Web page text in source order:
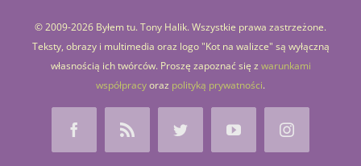
© 2009-2026 Byłem tu. Tony Halik. Wszystkie prawa zastrzeżone.
Teksty, obrazy i multimedia oraz logo "Kot na walizce" są wyłączną
własnością ich twórców. Proszę zapoznać się z warunkami
współpracyoraz polityką prywatności.
FacebookRss Twitter YouTubeInstagram